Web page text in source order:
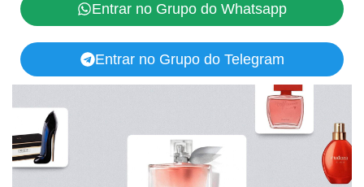
Entrar no Grupo do Whatsapp
Entrar no Grupo do Telegram